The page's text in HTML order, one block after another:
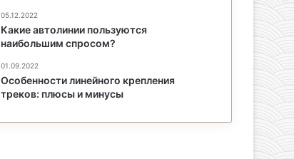
05.12.2022
Какие автолинии пользуются
наибольшим спросом?
01.09.2022
Особенности линейного крепления
треков: плюсы и минусы